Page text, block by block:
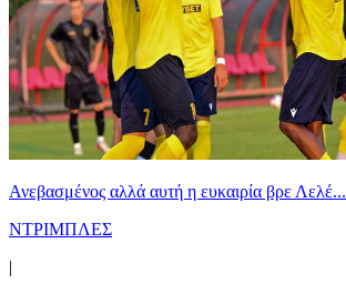
Ανεβασμένος αλλά αυτή η ευκαιρία βρε Λελέ...
ΝΤΡΙΜΠΛΕΣ
|